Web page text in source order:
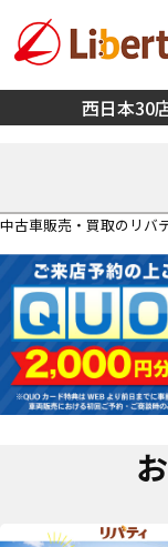
西日本30
中古車販売・買取のリバ